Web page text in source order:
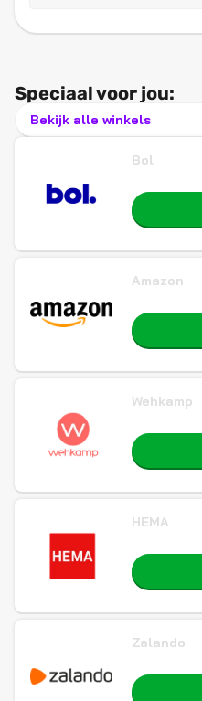
Speciaal voor jou:
Bekijk alle winkels
Bol
Amazon
Wehkamp
HEMA
Zalando